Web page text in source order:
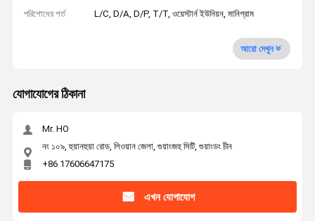
পরিশোধের শর্ত L/C, D/A, D/P, T/T, ওয়েস্টার্ন ইউনিয়ন, মানিগ্রাম
আরো দেখুন
যোগাযোগের ঠিকানা
Mr. HO
নং ১০৯, হুয়ানহুয়া রোড, লিওয়ান জেলা, গুয়াংজহু সিটি, গুয়াংডং চীন
+86 17606647175
এখন যোগাযোগ